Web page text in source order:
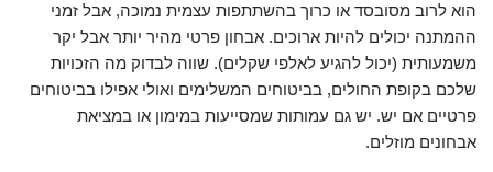
הוא לרוב מסובסד או כרוך בהשתתפות עצמית נמוכה, אבל זמני
ההמתנה יכולים להיות ארוכים. אבחון פרטי מהיר יותר אבל יקר
משמעותית (יכול להגיע לאלפי שקלים). שווה לבדוק מה הזכויות
שלכם בקופת החולים, בביטוחים המשלימים ואולי אפילו בביטוחים
פרטיים אם יש. יש גם עמותות שמסייעות במימון או במציאת
אבחונים מוזלים.